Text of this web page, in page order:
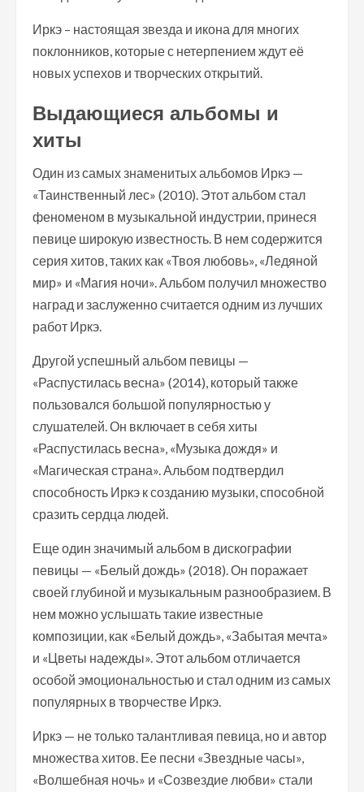
Иркэ – настоящая звезда и икона для многих
поклонников, которые с нетерпением ждут её
новых успехов и творческих открытий.
Выдающиеся альбомы и
хиты
Один из самых знаменитых альбомов Иркэ —
«Таинственный лес» (2010). Этот альбом стал
феноменом в музыкальной индустрии, принеся
певице широкую известность. В нем содержится
серия хитов, таких как «Твоя любовь», «Ледяной
мир» и «Магия ночи». Альбом получил множество
наград и заслуженно считается одним из лучших
работ Иркэ.
Другой успешный альбом певицы —
«Распустилась весна» (2014), который также
пользовался большой популярностью у
слушателей. Он включает в себя хиты
«Распустилась весна», «Музыка дождя» и
«Магическая страна». Альбом подтвердил
способность Иркэ к созданию музыки, способной
сразить сердца людей.
Еще один значимый альбом в дискографии
певицы — «Белый дождь» (2018). Он поражает
своей глубиной и музыкальным разнообразием. В
нем можно услышать такие известные
композиции, как «Белый дождь», «Забытая мечта»
и «Цветы надежды». Этот альбом отличается
особой эмоциональностью и стал одним из самых
популярных в творчестве Иркэ.
Иркэ — не только талантливая певица, но и автор
множества хитов. Ее песни «Звездные часы»,
«Волшебная ночь» и «Созвездие любви» стали